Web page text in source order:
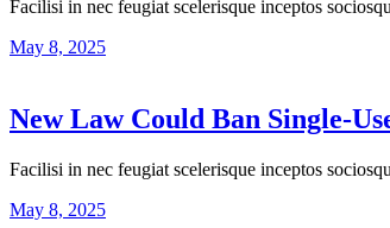
Facilisi in nec feugiat scelerisque inceptos
May 8, 2025
New Law Could Ban Single-
Facilisi in nec feugiat scelerisque inceptos
May 8, 2025